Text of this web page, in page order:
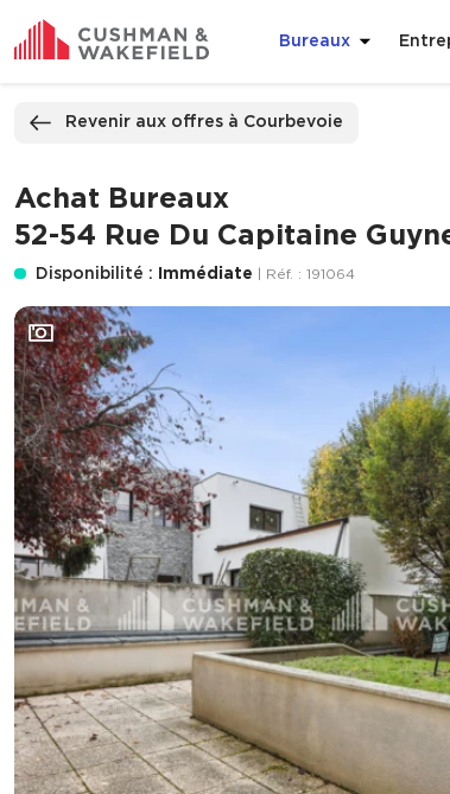
Bureaux
Revenir aux offres à Courbevoie
Achat Bureaux
52-54 Rue Du Capitaine
Disponibilité : Immédiate | Réf. : 191064